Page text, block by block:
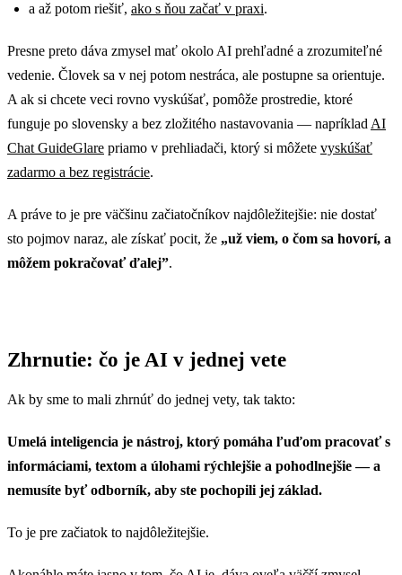
a až potom riešiť, ako s ňou začať v praxi.
Presne preto dáva zmysel mať okolo AI prehľadné a zrozumiteľné
vedenie. Človek sa v nej potom nestráca, ale postupne sa orientuje.
A ak si chcete veci rovno vyskúšať, pomôže prostredie, ktoré
funguje po slovensky a bez zložitého nastavovania — napríklad AI
Chat GuideGlare priamo v prehliadači, ktorý si môžete vyskúšať
zadarmo a bez registrácie.
A práve to je pre väčšinu začiatočníkov najdôležitejšie: nie dostať
sto pojmov naraz, ale získať pocit, že „už viem, o čom sa hovorí, a
môžem pokračovať ďalej”.
Zhrnutie: čo je AI v jednej vete
Ak by sme to mali zhrnúť do jednej vety, tak takto:
Umelá inteligencia je nástroj, ktorý pomáha ľuďom pracovať s
informáciami, textom a úlohami rýchlejšie a pohodlnejšie — a
nemusíte byť odborník, aby ste pochopili jej základ.
To je pre začiatok to najdôležitejšie.